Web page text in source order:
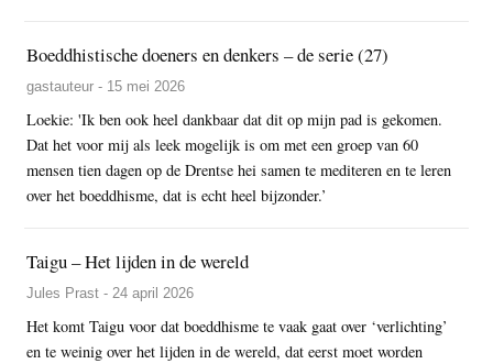
Boeddhistische doeners en denkers – de serie (27)
gastauteur - 15 mei 2026
Loekie: 'Ik ben ook heel dankbaar dat dit op mijn pad is gekomen.
Dat het voor mij als leek mogelijk is om met een groep van 60
mensen tien dagen op de Drentse hei samen te mediteren en te leren
over het boeddhisme, dat is echt heel bijzonder.’
Taigu – Het lijden in de wereld
Jules Prast - 24 april 2026
Het komt Taigu voor dat boeddhisme te vaak gaat over ‘verlichting’
en te weinig over het lijden in de wereld, dat eerst moet worden